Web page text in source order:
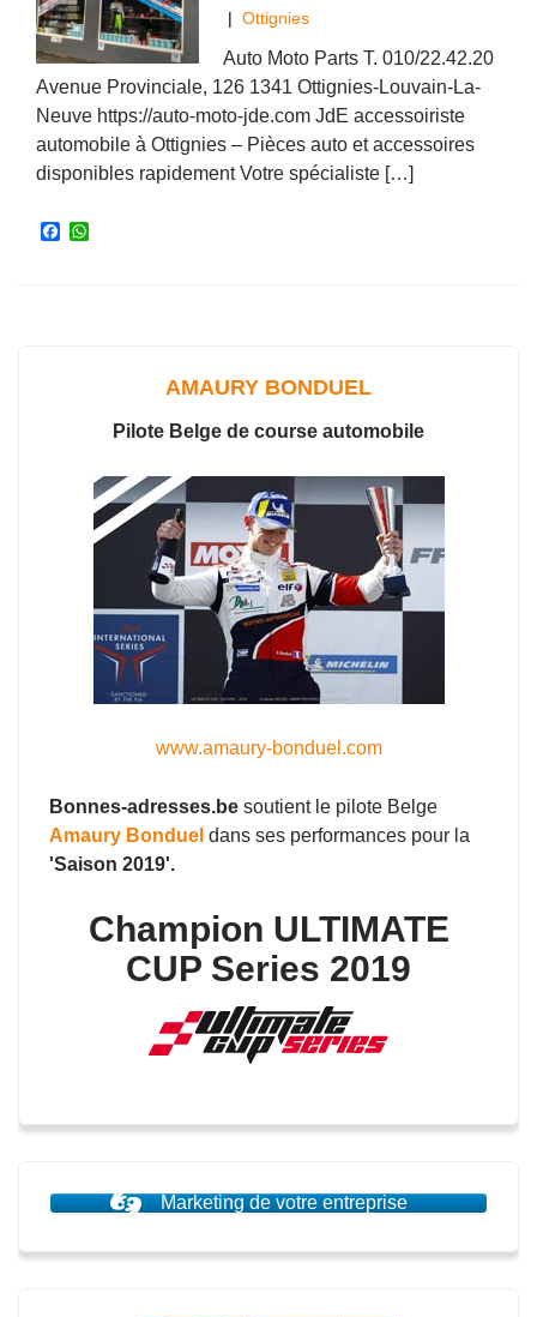
| Ottignies
Auto Moto Parts T. 010/22.42.20
Avenue Provinciale, 126 1341 Ottignies-Louvain-La-
Neuve https://auto-moto-jde.com JdE accessoiriste
automobile à Ottignies – Pièces auto et accessoires
disponibles rapidement Votre spécialiste […]
F
AMAURY BONDUEL
Pilote Belge de course automobile
www.amaury-bonduel.com
Bonnes-adresses.be soutient le pilote Belge
Amaury Bonduel dans ses performances pour la
'Saison 2019'.
Champion ULTIMATE
CUP Series 2019
Marketing de votre entreprise